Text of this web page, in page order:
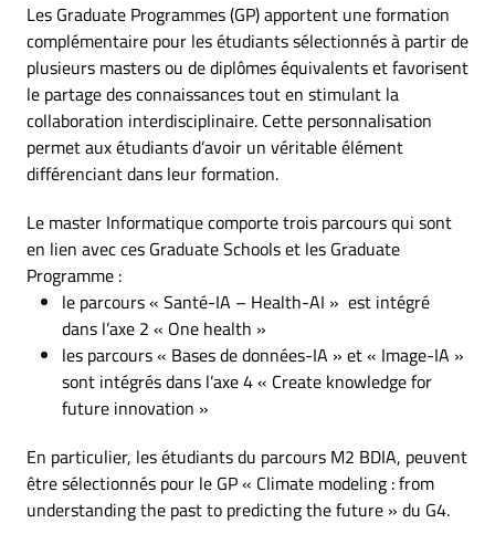
Les Graduate Programmes (GP) apportent une formation
complémentaire pour les étudiants sélectionnés à partir de
plusieurs masters ou de diplômes équivalents et favorisent
le partage des connaissances tout en stimulant la
collaboration interdisciplinaire. Cette personnalisation
permet aux étudiants d’avoir un véritable élément
différenciant dans leur formation.
Le master Informatique comporte trois parcours qui sont
en lien avec ces Graduate Schools et les Graduate
Programme :
le parcours « Santé-IA – Health-AI » est intégré
dans l’axe 2 « One health »
les parcours « Bases de données-IA » et « Image-IA »
sont intégrés dans l’axe 4 « Create knowledge for
future innovation »
En particulier, les étudiants du parcours M2 BDIA, peuvent
être sélectionnés pour le GP « Climate modeling : from
understanding the past to predicting the future » du G4.